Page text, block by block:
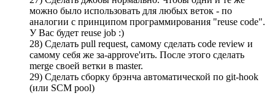
можно было использовать для любых веток - по
аналогии с принципом программирования "reuse code".
У Вас будет reuse job :)
28) Сделать pull request, самому сделать code review и
самому себя же за-approve'ить. После этого сделать
merge своей ветки в master.
29) Сделать сборку брэнча автоматической по git-hook
(или SCM pool)